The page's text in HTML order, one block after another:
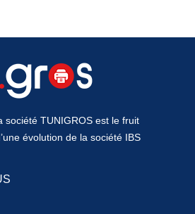
société TUNIGROS est le fruit
évolution de la société IBS